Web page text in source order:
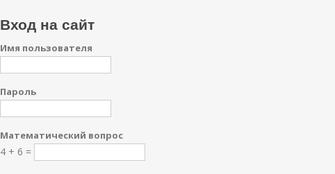
Вход на сайт
Имя пользователя
Пароль
Математический вопрос
4 + 6 =